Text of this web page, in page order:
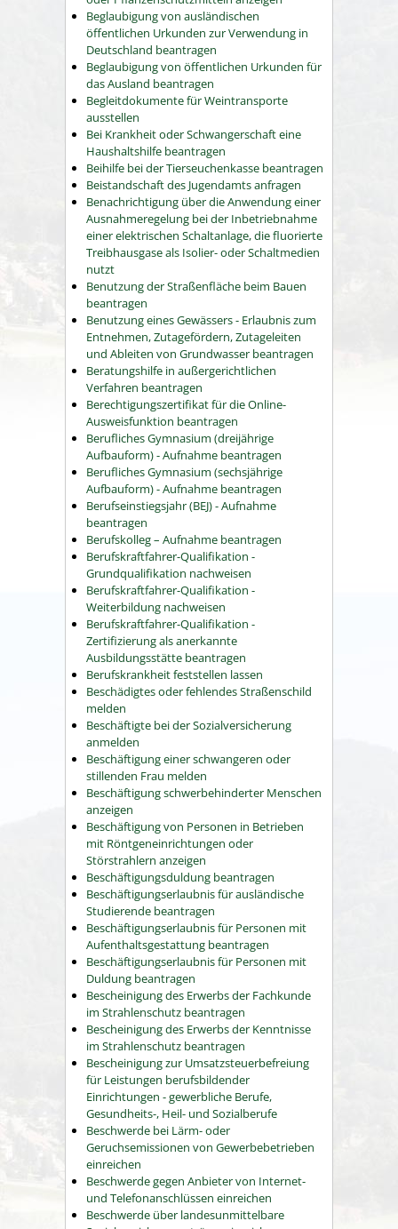
Beglaubigung von ausländischen
öffentlichen Urkunden zur Verwendung in
Deutschland beantragen
Beglaubigung von öffentlichen Urkunden für
das Ausland beantragen
Begleitdokumente für Weintransporte
ausstellen
Bei Krankheit oder Schwangerschaft eine
Haushaltshilfe beantragen
Beihilfe bei der Tierseuchenkasse beantragen
Beistandschaft des Jugendamts anfragen
Benachrichtigung über die Anwendung einer
Ausnahmeregelung bei der Inbetriebnahme
einer elektrischen Schaltanlage, die fluorierte
Treibhausgase als Isolier- oder Schaltmedien
nutzt
Benutzung der Straßenfläche beim Bauen
beantragen
Benutzung eines Gewässers - Erlaubnis zum
Entnehmen, Zutagefördern, Zutageleiten
und Ableiten von Grundwasser beantragen
Beratungshilfe in außergerichtlichen
Verfahren beantragen
Berechtigungszertifikat für die Online-
Ausweisfunktion beantragen
Berufliches Gymnasium (dreijährige
Aufbauform) - Aufnahme beantragen
Berufliches Gymnasium (sechsjährige
Aufbauform) - Aufnahme beantragen
Berufseinstiegsjahr (BEJ) - Aufnahme
beantragen
Berufskolleg – Aufnahme beantragen
Berufskraftfahrer-Qualifikation -
Grundqualifikation nachweisen
Berufskraftfahrer-Qualifikation -
Weiterbildung nachweisen
Berufskraftfahrer-Qualifikation -
Zertifizierung als anerkannte
Ausbildungsstätte beantragen
Berufskrankheit feststellen lassen
Beschädigtes oder fehlendes Straßenschild
melden
Beschäftigte bei der Sozialversicherung
anmelden
Beschäftigung einer schwangeren oder
stillenden Frau melden
Beschäftigung schwerbehinderter Menschen
anzeigen
Beschäftigung von Personen in Betrieben
mit Röntgeneinrichtungen oder
Störstrahlern anzeigen
Beschäftigungsduldung beantragen
Beschäftigungserlaubnis für ausländische
Studierende beantragen
Beschäftigungserlaubnis für Personen mit
Aufenthaltsgestattung beantragen
Beschäftigungserlaubnis für Personen mit
Duldung beantragen
Bescheinigung des Erwerbs der Fachkunde
im Strahlenschutz beantragen
Bescheinigung des Erwerbs der Kenntnisse
im Strahlenschutz beantragen
Bescheinigung zur Umsatzsteuerbefreiung
für Leistungen berufsbildender
Einrichtungen - gewerbliche Berufe,
Gesundheits-, Heil- und Sozialberufe
Beschwerde bei Lärm- oder
Geruchsemissionen von Gewerbebetrieben
einreichen
Beschwerde gegen Anbieter von Internet-
und Telefonanschlüssen einreichen
Beschwerde über landesunmittelbare